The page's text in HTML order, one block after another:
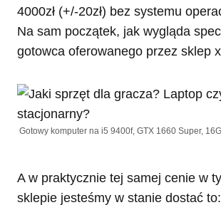
4000zł (+/-20zł) bez systemu
Na sam początek, jak wygląda
gotowca oferowanego przez sklep
Gotowy komputer na i5 9400f, GTX 1660 Super,
A w praktycznie tej samej cenie w
sklepie jesteśmy w stanie dostać to: